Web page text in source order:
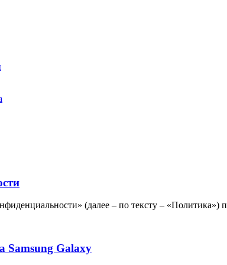
(далее – по тексту –
Samsung Galaxy